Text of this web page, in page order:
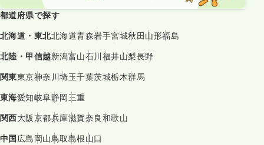
都道府県で探す
北海道・東北北海道青森岩手宮城秋田山形福島
北陸・甲信越新潟富山石川福井山梨長野
関東東京神奈川埼玉千葉茨城栃木群馬
東海愛知岐阜静岡三重
関西大阪京都兵庫滋賀奈良和歌山
中国広島岡山鳥取島根山口